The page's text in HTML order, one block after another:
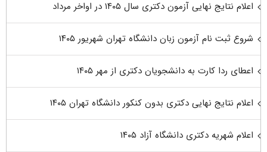
اعلام نتایج نهایی آزمون دکتری سال ۱۴۰۵ در اواخر مرداد
شروع ثبت نام آزمون زبان دانشگاه تهران شهریور ۱۴۰۵
اعطای ردا کارت به دانشجویان دکتری از مهر ۱۴۰۵
اعلام نتایج نهایی دکتری بدون کنکور دانشگاه تهران ۱۴۰۵
اعلام شهریه دکتری دانشگاه آزاد ۱۴۰۵